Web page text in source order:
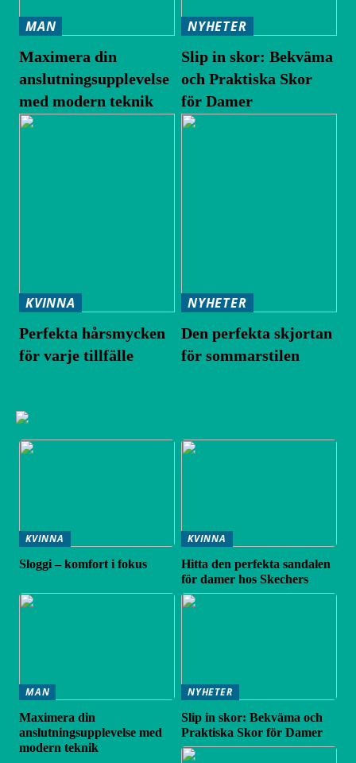
MAN
Maximera din
anslutningsupplevelse
med modern teknik
NYHETER
Slip in skor: Bekväma
och Praktiska Skor
för Damer
KVINNA
Perfekta hårsmycken
för varje tillfälle
NYHETER
Den perfekta skjortan
för sommarstilen
KVINNA
Sloggi – komfort i fokus
KVINNA
Hitta den perfekta sandalen
för damer hos Skechers
MAN
Maximera din
anslutningsupplevelse med
modern teknik
NYHETER
Slip in skor: Bekväma och
Praktiska Skor för Damer